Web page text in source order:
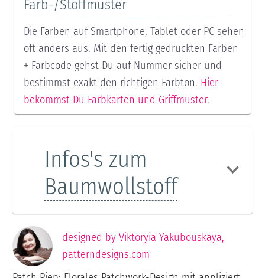
Farb-/Stoffmuster
Die Farben auf Smartphone, Tablet oder PC sehen
oft anders aus. Mit den fertig gedruckten Farben
+ Farbcode gehst Du auf Nummer sicher und
bestimmst exakt den richtigen Farbton. Hier
bekommst Du Farbkarten und Griffmuster.
Infos's zum
Baumwollstoff
designed by Viktoryia Yakubouskaya,
patterndesigns.com